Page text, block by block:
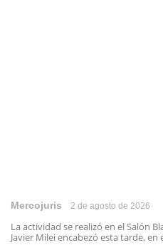
Mercojuris 2 de agosto de 2026
La actividad se realizó en el Salón
Javier Milei encabezó esta tarde, en